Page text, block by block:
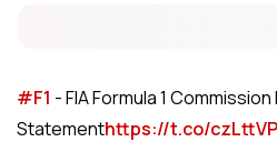
#F1 - FIA Formula 1
Statementhttps://t.co/